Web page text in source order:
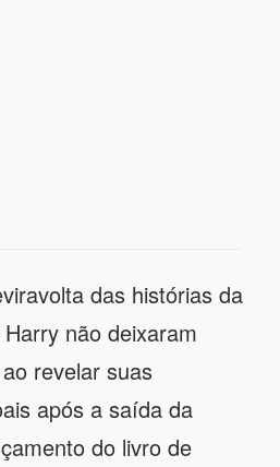
das histórias da
não deixaram
revelar suas
após a saída da
do livro de